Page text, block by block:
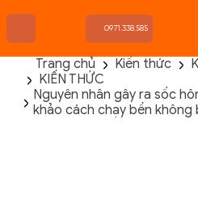
TRANG CHỦ
FLASH SALE
0971.338.585
Trang chủ Kiến thức
KIẾN THỨC
Nguyên nhân gây ra sốc
khảo cách chạy bền không